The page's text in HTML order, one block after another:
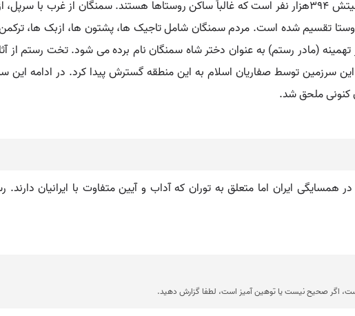
سمنگان 13,438 کیلومتر مربع و جمعیتش 394هزار نفر است که غالباً ساکن روستاها هستند.
این ولایت به 7 بخش و 674 روستا تقسیم شده است. مردم سمنگان شامل تاجیک ها، پشتون ها،
(مادر رستم) به عنوان دختر شاه سمنگان نام برده می شود. تخت رستم از
سرزمین توسط صفاریان اسلام به این منطقه گسترش پیدا کرد. در ادامه
کنونی ملحق شد.
همسایگی ایران اما متعلق به توران که آداب و آیین متفاوت با ایرانیان
اگر صحیح نیست یا توهین آمیز است، لطفا گزارش دهید.